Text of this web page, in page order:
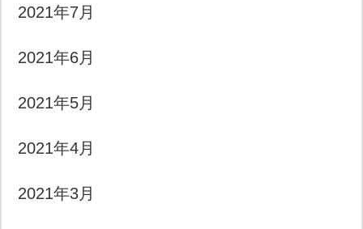
2021年7月
2021年6月
2021年5月
2021年4月
2021年3月